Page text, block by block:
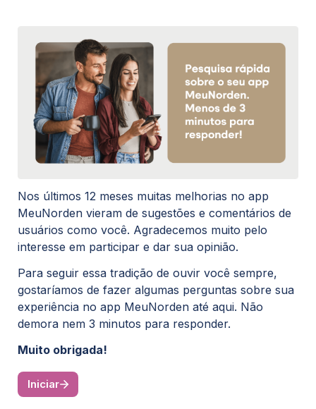
Nos últimos 12 meses muitas melhorias no app
MeuNorden vieram de sugestões e comentários de
usuários como você. Agradecemos muito pelo
interesse em participar e dar sua opinião.
Para seguir essa tradição de ouvir você sempre,
gostaríamos de fazer algumas perguntas sobre sua
experiência no app MeuNorden até aqui. Não
demora nem 3 minutos para responder.
Muito obrigada!
Iniciar